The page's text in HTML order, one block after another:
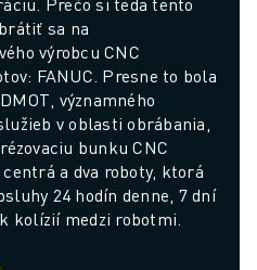
sa na
výrobcu CNC
FANUC. Presne to bola
významného
v oblasti obrábania,
bunku CNC
a dva roboty, ktorá
24 hodín denne, 7 dní
kolízií medzi robotmi.